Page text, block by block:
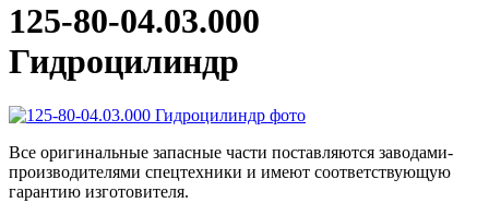
125-80-04.03.000
Гидроцилиндр
Все оригинальные запасные части поставляются заводами-
производителями спецтехники и имеют соответствующую
гарантию изготовителя.